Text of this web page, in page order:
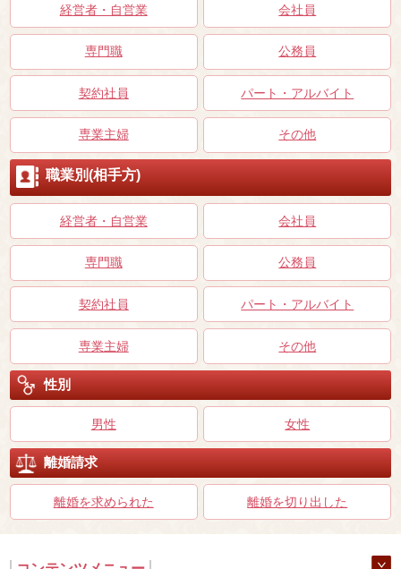
経営者・自営業 会社員
専門職 公務員
契約社員 パート・アルバイト
専業主婦 その他
職業別(相手方)
経営者・自営業 会社員
専門職 公務員
契約社員 パート・アルバイト
専業主婦 その他
性別
男性 女性
離婚請求
離婚を求められた 離婚を切り出した